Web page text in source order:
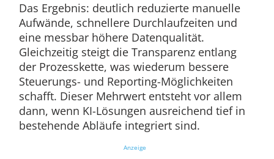
Das Ergebnis: deutlich reduzierte manuelle
Aufwände, schnellere Durchlaufzeiten und
eine messbar höhere Datenqualität.
Gleichzeitig steigt die Transparenz entlang
der Prozesskette, was wiederum bessere
Steuerungs- und Reporting-Möglichkeiten
schafft. Dieser Mehrwert entsteht vor allem
dann, wenn KI-Lösungen ausreichend tief in
bestehende Abläufe integriert sind.
Anzeige